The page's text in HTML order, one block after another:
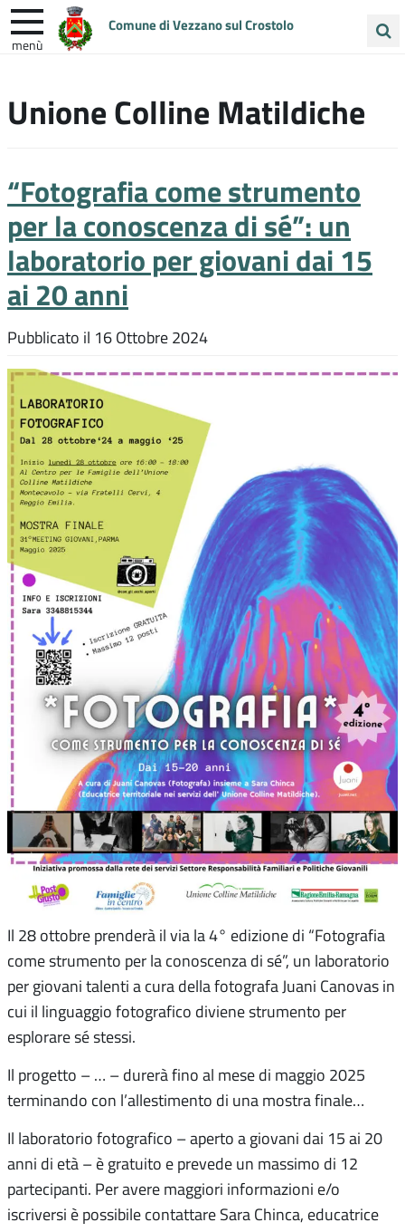
Comune di Vezzano sul Crostolo
menù
sito
UNIONE COLLINE MATILDICHE
Unione Colline Matildiche
“Fotografia come strumento
per la conoscenza di sé”: un
laboratorio per giovani dai 15
ai 20 anni
Pubblicato il 16 Ottobre 2024
Il 28 ottobre prenderà il via la 4° edizione di “Fotografia
come strumento per la conoscenza di sé”, un laboratorio
per giovani talenti a cura della fotografa Juani Canovas in
cui il linguaggio fotografico diviene strumento per
esplorare sé stessi.
Il progetto – … – durerà fino al mese di maggio 2025
terminando con l’allestimento di una mostra finale…
Il laboratorio fotografico – aperto a giovani dai 15 ai 20
anni di età – è gratuito e prevede un massimo di 12
partecipanti. Per avere maggiori informazioni e/o
iscriversi è possibile contattare Sara Chinca, educatrice